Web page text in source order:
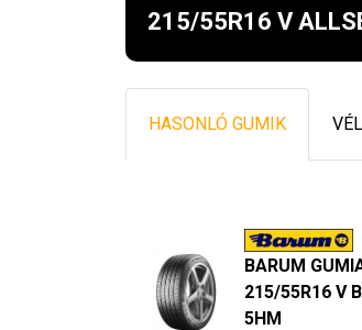
215/55R16 V
HASONLÓ GUMIK
BARUM
215/55R16 V
5HM